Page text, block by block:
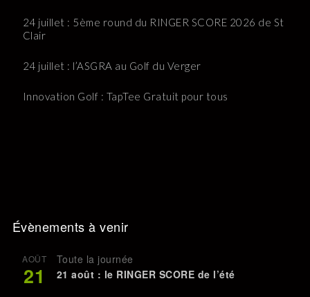
24 juillet : 5ème round du RINGER SCORE 2026 de St
Clair
24 juillet : l’ASGRA au Golf du Verger
Innovation Golf : TapTee Gratuit pour tous
Évènements à venir
AOÛT
21
Toute la journée
21 août : le RINGER SCORE de l’été